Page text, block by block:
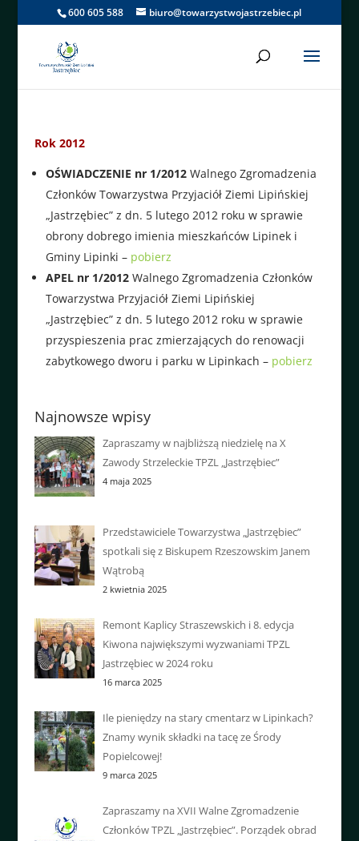
600 605 588 biuro@towarzystwojastrzebiec.pl
Rok 2012
OŚWIADCZENIE nr 1/2012Walnego Zgromadzenia
Członków Towarzystwa Przyjaciół Ziemi Lipińskiej
„Jastrzębiec” z dn. 5 lutego 2012 roku w sprawie
obrony dobrego imienia mieszkańców Lipinek i
Gminy Lipinki – pobierz
APEL nr 1/2012Walnego Zgromadzenia Członków
Towarzystwa Przyjaciół Ziemi Lipińskiej
„Jastrzębiec” z dn. 5 lutego 2012 roku w sprawie
przyspieszenia prac zmierzających do renowacji
zabytkowego dworu i parku w Lipinkach – pobierz
Najnowsze wpisy
Zapraszamy w najbliższą niedzielę na X
Zawody Strzeleckie TPZL „Jastrzębiec”
4 maja 2025
Przedstawiciele Towarzystwa „Jastrzębiec”
spotkali się z Biskupem Rzeszowskim Janem
Wątrobą
2 kwietnia 2025
Remont Kaplicy Straszewskich i 8. edycja
Kiwona największymi wyzwaniami TPZL
Jastrzębiec w 2024 roku
16 marca 2025
Ile pieniędzy na stary cmentarz w Lipinkach?
Znamy wynik składki na tacę ze Środy
Popielcowej!
9 marca 2025
Zapraszamy na XVII Walne Zgromadzenie
Członków TPZL „Jastrzębiec”. Porządek obrad